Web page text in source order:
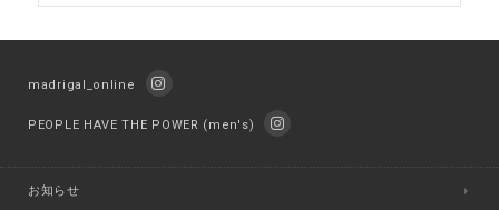
madrigal_online
PEOPLE HAVE THE POWER (men's)
お知らせ